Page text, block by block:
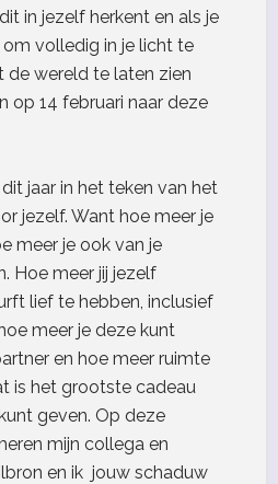
in jezelf herkent en als je
volledig in je licht te
de wereld te laten zien
op 14 februari naar deze
jaar in het teken van het
jezelf. Want hoe meer je
meer je ook van je
Hoe meer jij jezelf
lief te hebben, inclusief
meer je deze kunt
en hoe meer ruimte
is het grootste cadeau
geven. Op deze
mijn collega en
en ik jouw schaduw